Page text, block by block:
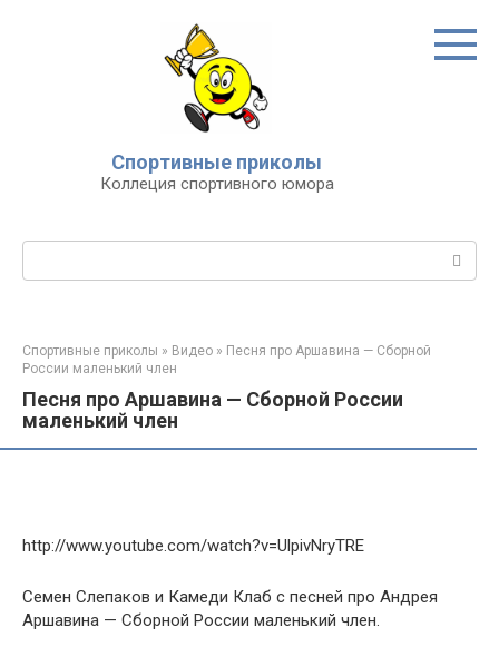
Спортивные приколы
Коллеция спортивного юмора
Спортивные приколы » Видео » Песня про Аршавина — Сборной
России маленький член
Песня про Аршавина — Сборной России
маленький член
http://www.youtube.com/watch?v=UlpivNryTRE
Семен Слепаков и Камеди Клаб с песней про Андрея
Аршавина — Сборной России маленький член.